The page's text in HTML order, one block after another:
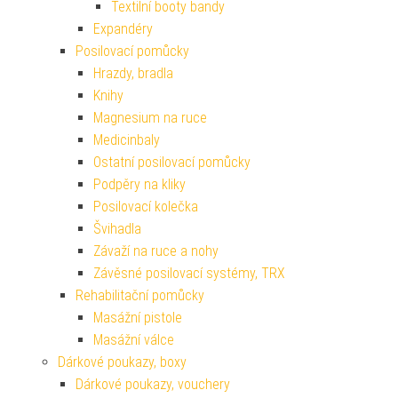
Textilní booty bandy
Expandéry
Posilovací pomůcky
Hrazdy, bradla
Knihy
Magnesium na ruce
Medicinbaly
Ostatní posilovací pomůcky
Podpěry na kliky
Posilovací kolečka
Švihadla
Závaží na ruce a nohy
Závěsné posilovací systémy, TRX
Rehabilitační pomůcky
Masážní pistole
Masážní válce
Dárkové poukazy, boxy
Dárkové poukazy, vouchery